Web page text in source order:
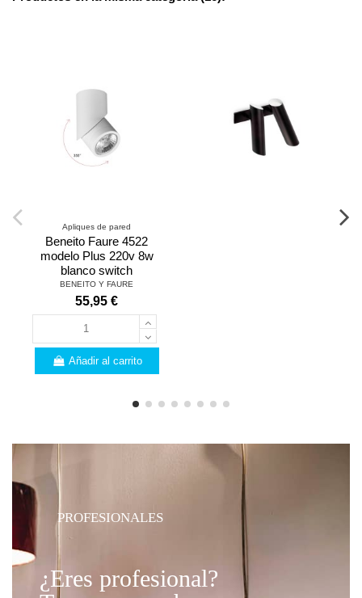
Apliques de pared
Beneito Faure 4522
modelo Plus 220v 8w
blanco switch
BENEITO Y FAURE
55,95 €
Añadir al carrito
PROFESIONALES
¿Eres profesional?